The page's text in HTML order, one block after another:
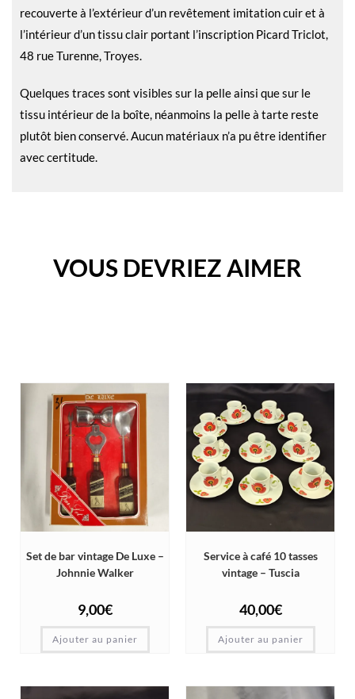
recouverte à l’extérieur d’un revêtement imitation cuir et à
l’intérieur d’un tissu clair portant l’inscription Picard Triclot,
48 rue Turenne, Troyes.
Quelques traces sont visibles sur la pelle ainsi que sur le
tissu intérieur de la boîte, néanmoins la pelle à tarte reste
plutôt bien conservé. Aucun matériaux n’a pu être identifier
avec certitude.
VOUS DEVRIEZ AIMER
Set de bar vintage De Luxe –
Johnnie Walker
9,00€
Ajouter au panier
Service à café 10 tasses
vintage – Tuscia
40,00€
Ajouter au panier